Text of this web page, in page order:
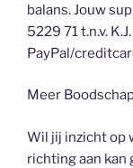
balans. Jouw
5229 71 t.n.v.
PayPal/
Meer
Wil jij inzicht op
richting aan kan